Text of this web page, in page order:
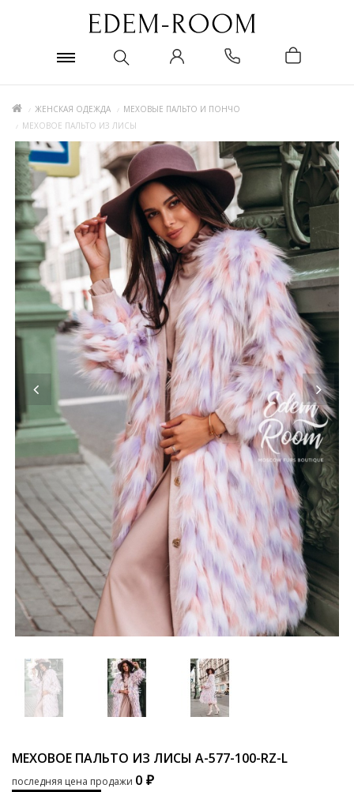
ЖЕНСКАЯ ОДЕЖДА
МЕХОВЫЕ ПАЛЬТО И ПОНЧО
МЕХОВОЕ ПАЛЬТО ИЗ ЛИСЫ
МЕХОВОЕ ПАЛЬТО ИЗ ЛИСЫ A-577-100-RZ-L
последняя цена продажи 0 ₽